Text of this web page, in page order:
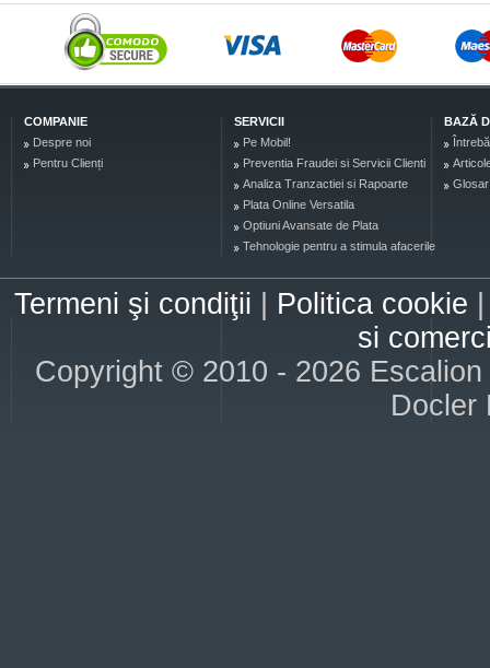
COMPANIE
Despre noi
Pentru Clienți
SERVICII
Pe Mobil!
Preventia Fraudei si Servicii Clienti
Analiza Tranzactiei si Rapoarte
Plata Online Versatila
Optiuni Avansate de Plata
Tehnologie pentru a stimula afacerile
BAZĂ
Glosar
Termeni şi condiţii Politica cookie
si
Copyright © 2010 - 2026
Docler